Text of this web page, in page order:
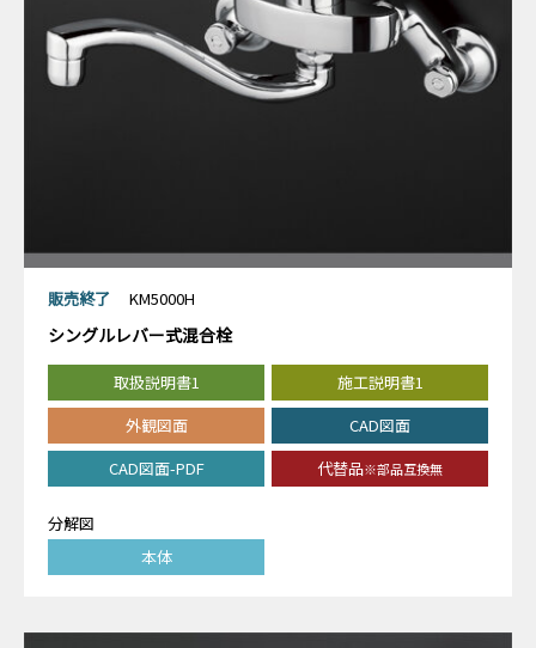
販売終了 KM5000H
シングルレバー式混合栓
取扱説明書1
施工説明書1
外観図面
CAD図面
CAD図面-PDF
代替品※部品互換無
分解図
本体